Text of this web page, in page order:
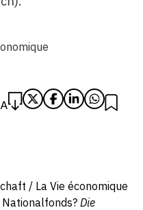
/ La Vie économique
Die